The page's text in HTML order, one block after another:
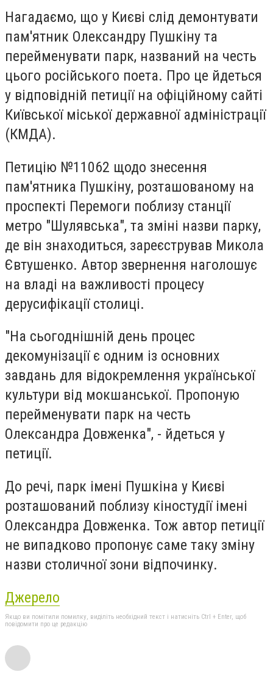
Нагадаємо, що у Києві слід демонтувати
пам'ятник Олександру Пушкіну та
перейменувати парк, названий на честь
цього російського поета. Про це йдеться
у відповідній петиції на офіційному сайті
Київської міської державної адміністрації
(КМДА).
Петицію №11062 щодо знесення
пам'ятника Пушкіну, розташованому на
проспекті Перемоги поблизу станції
метро "Шулявська", та зміні назви парку,
де він знаходиться, зареєстрував Микола
Євтушенко. Автор звернення наголошує
на владі на важливості процесу
дерусифікації столиці.
"На сьогоднішній день процес
декомунізації є одним із основних
завдань для відокремлення української
культури від мокшанської. Пропоную
перейменувати парк на честь
Олександра Довженка", - йдеться у
петиції.
До речі, парк імені Пушкіна у Києві
розташований поблизу кіностудії імені
Олександра Довженка. Тож автор петиції
не випадково пропонує саме таку зміну
назви столичної зони відпочинку.
Джерело
Якщо ви помітили помилку, виділіть необхідний текст і натисніть Ctrl + Enter, щоб
повідомити про це редакцію